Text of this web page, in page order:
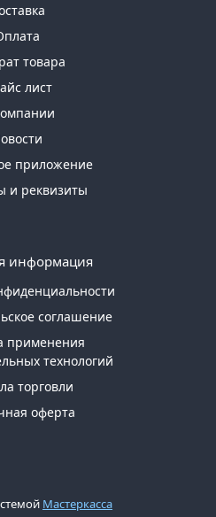
товара
лист
приложение
и реквизиты
информация
соглашение
применения
технологий
торговли
оферта
Мастеркасса